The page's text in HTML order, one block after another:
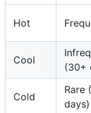
Hot
Cool
(30+
Cold
Rare
days)